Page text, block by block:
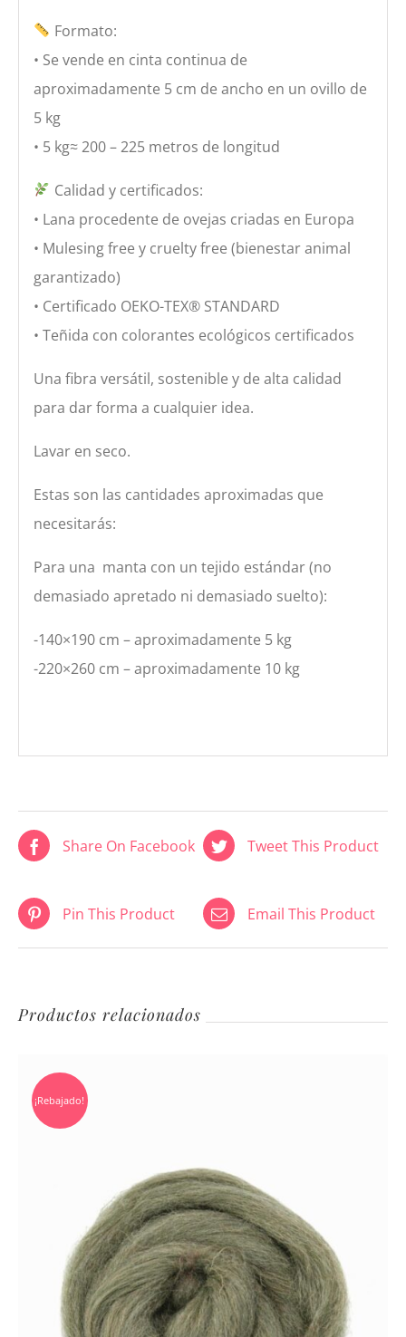
Formato:
• Se vende en cinta continua de
aproximadamente 5 cm de ancho en un ovillo de
5 kg
• 5 kg≈ 200 – 225 metros de longitud
Calidad y certificados:
• Lana procedente de ovejas criadas en Europa
• Mulesing free y cruelty free (bienestar animal
garantizado)
• Certificado OEKO-TEX® STANDARD
• Teñida con colorantes ecológicos certificados
Una fibra versátil, sostenible y de alta calidad
para dar forma a cualquier idea.
Lavar en seco.
Estas son las cantidades aproximadas que
necesitarás:
Para una manta con un tejido estándar (no
demasiado apretado ni demasiado suelto):
-140×190 cm – aproximadamente 5 kg
-220×260 cm – aproximadamente 10 kg
Share On Facebook Tweet This Product
Pin This Product Email This Product
Productos relacionados
¡Rebajado!